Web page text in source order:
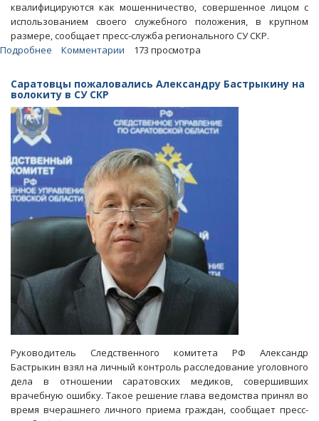
квалифицируются как мошенничество, совершенное лицом с
использованием своего служебного положения, в крупном
размере, сообщает пресс-служба регионального СУ СКР.
Подробнее
губернатор
Пензенской
области
мошенничестве
Комментарии 173 просмотра
Саратовцы пожаловались Александру Бастрыкину на
волокиту в СУ СКР
Руководитель Следственного комитета РФ Александр
Бастрыкин взял на личный контроль расследование уголовного
дела в отношении саратовских медиков, совершивших
врачебную ошибку. Такое решение глава ведомства принял во
время вчерашнего личного приема граждан, сообщает пресс-